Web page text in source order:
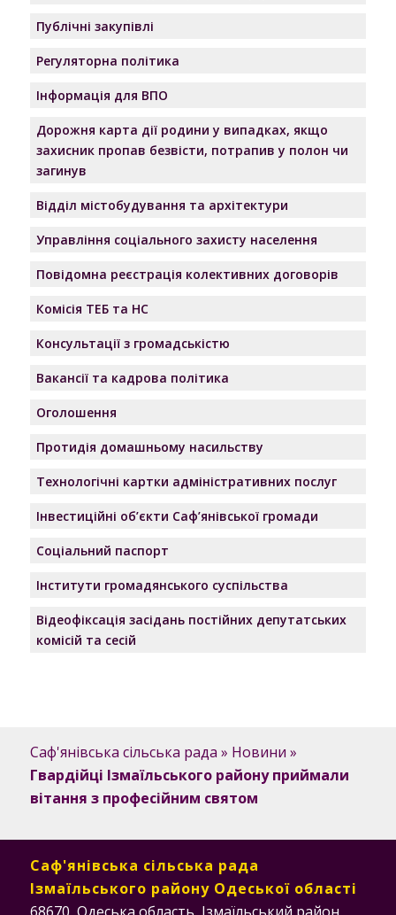
Публічні закупівлі
Регуляторна політика
Інформація для ВПО
Дорожня карта дії родини у випадках, якщо
захисник пропав безвісти, потрапив у полон чи
загинув
Відділ містобудування та архітектури
Управління соціального захисту населення
Повідомна реєстрація колективних договорів
Комісія ТЕБ та НС
Консультації з громадськістю
Вакансії та кадрова політика
Оголошення
Протидія домашньому насильству
Технологічні картки адміністративних послуг
Інвестиційні об’єкти Саф’янівської громади
Соціальний паспорт
Інститути громадянського суспільства
Відеофіксація засідань постійних депутатських
комісій та сесій
Саф'янівська сільська рада » Новини »
Гвардійці Ізмаїльського району приймали
вітання з професійним святом
Саф'янівська сільська рада
Ізмаїльського району Одеської області
68670, Одеська область, Ізмаїльський район,